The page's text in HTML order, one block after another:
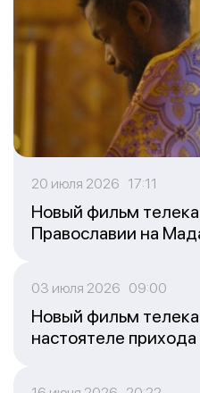
20 июля 2026 17:11
Новый фильм
Православии на
03 июля 2026 09:00
Новый фильм
настоятеле